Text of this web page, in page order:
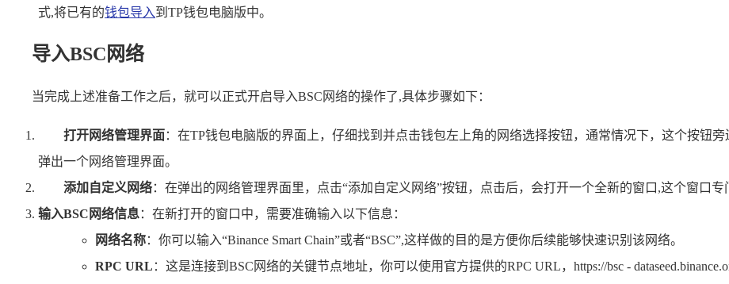
式,将已有的钱包导入到TP钱包电脑版中。
导入BSC网络
当完成上述准备工作之后，就可以正式开启导入BSC网络的操作了,具体步骤如下：
打开网络管理界面：在TP钱包电脑版的界面上，仔细找到并点击钱包左上角的网络选择按钮，通常情况下，这个按钮
弹出一个网络管理界面。
添加自定义网络：在弹出的网络管理界面里，点击“添加自定义网络”按钮，点击后，会打开一个全新的窗口,这个窗口专
输入BSC网络信息：在新打开的窗口中，需要准确输入以下信息：
网络名称：你可以输入“Binance Smart Chain”或者“BSC”,这样做的目的是方便你后续能够快速识别该网络。
RPC URL ：这是连接到BSC网络的关键节点地址，你可以使用官方提供的RPC URL，https://bsc -